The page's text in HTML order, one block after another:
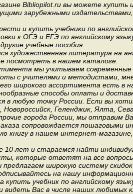
Bibliopilot.ru вы можете купить
зарубежными издательствами,
и купить учебники по
к ОГЭ и ЕГЭ по английскому
учебные пособия.
художественная литература на
в нашем каталоге.
мы учитываем
с учителями и методистами,
широкого ассортимента есть в
способы оплаты и
в любую точку России. Если вы
Новороссийск, Геленджик, Ялта,
города России, мы отправим
сопровождается пошаговыми
книгу в нашем интернет-
лет и стараемся найти
которые ответят на все
широкую систему
на нашу
купить учебник по английскому
видеть Вас в числе наших любимых